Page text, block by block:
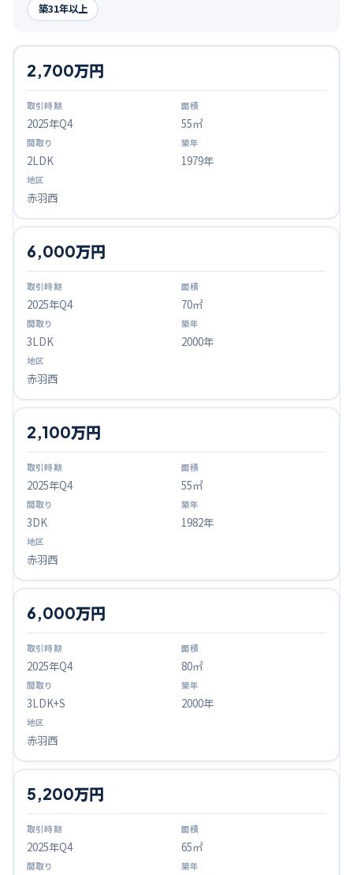
築31年以上
2025年Q4
2,700万円
55㎡
2LDK 1979年
赤羽西
2025年Q4
6,000万円
70㎡
3LDK 2000年
赤羽西
2025年Q4
2,100万円
55㎡
3DK 1982年
赤羽西
2025年Q4
6,000万円
80㎡
3LDK+S 2000年
赤羽西
2025年Q4
5,200万円
65㎡